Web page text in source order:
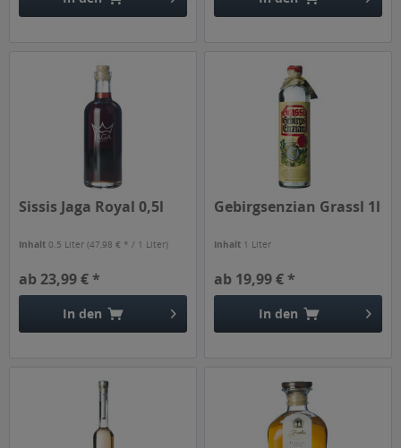
Sissis Jaga Royal 0,5l
Inhalt0.5 Liter(47,98 € * / 1 Liter)
ab 23,99 € *
In den
Gebirgsenzian Grassl 1l
Inhalt 1 Liter
ab 19,99 € *
In den